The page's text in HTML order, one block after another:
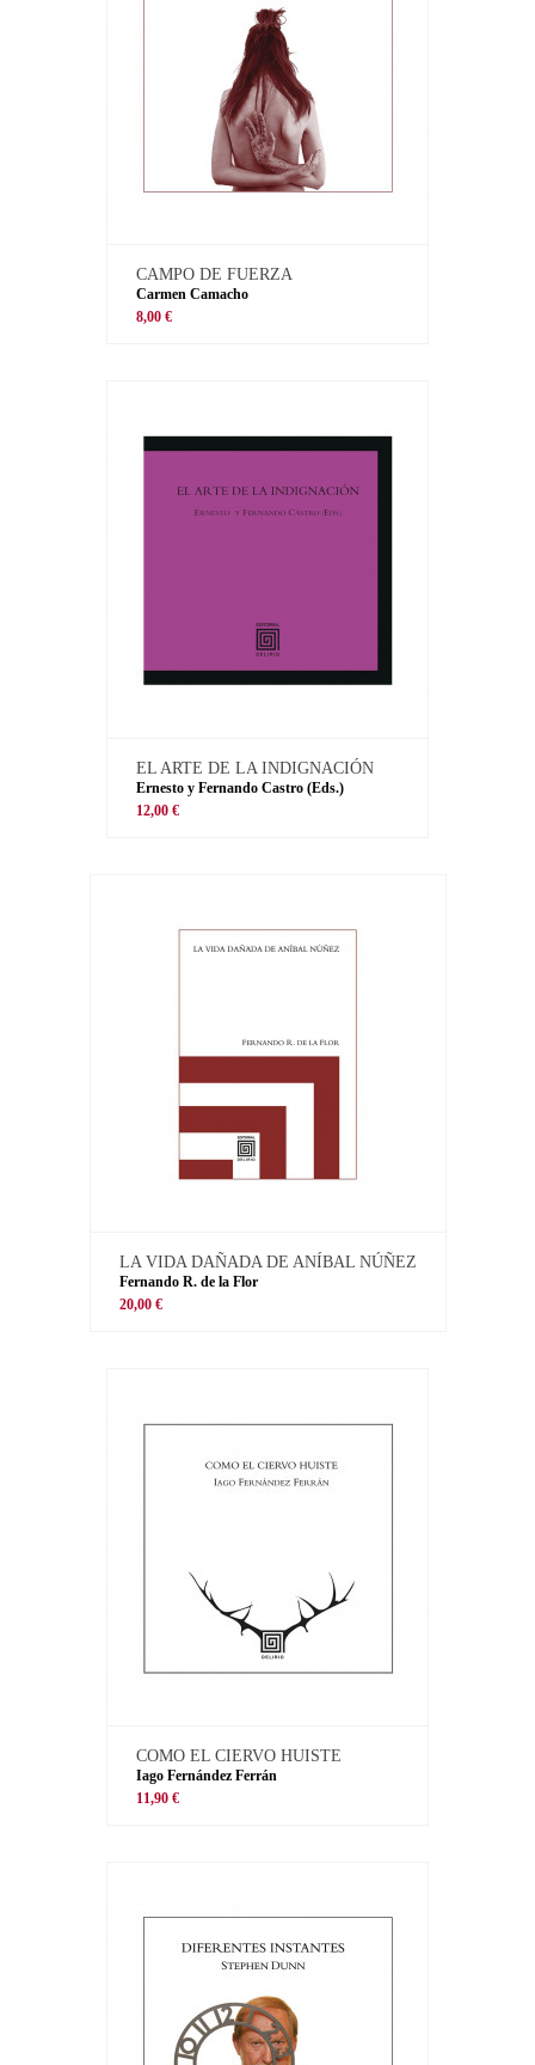
CAMPO DE FUERZA
Carmen Camacho
8,00 €
EL ARTE DE LA INDIGNACIÓN
Ernesto y Fernando Castro (Eds.)
12,00 €
LA VIDA DAÑADA DE ANÍBAL NÚÑEZ
Fernando R. de la Flor
20,00 €
COMO EL CIERVO HUISTE
Iago Fernández Ferrán
11,90 €